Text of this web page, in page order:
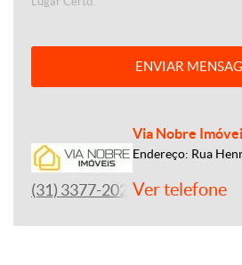
ENVIAR
Via Nobre
Endereço: Rua
(31) 3377-2020Ver telefone